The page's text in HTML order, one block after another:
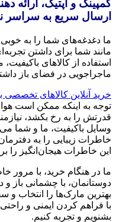
کمپینگ و اپتیک، ارائه
ارسال سریع به سراسر
ما دغدغه‌های شما را به
مانند شما برای داشتن
استفاده از کالاهای
ماجراجویی در فضای باز
خرید آنلاین کالاهای
توجه به اینکه ممکن است
قدرتش را به رخ بکشد،
وسایل باکیفیت، ما و شما
خاطرات زیبایی را به
این خاطرات هیجان‌انگیز را
ما در هنگام خرید، با مرور
دوستانمان، با چشمانی باز و
بهترین مارک‌ها را انتخاب
با فراهم کردن ایمنی و
بشنویم و تجربه کنیم.